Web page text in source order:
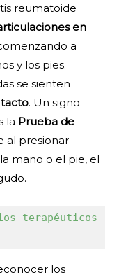
reumatoide
en
a
y los pies.
se sienten
tacto. Un signo
la Prueba de
al presionar
mano o el pie, el
terapéuticos
los